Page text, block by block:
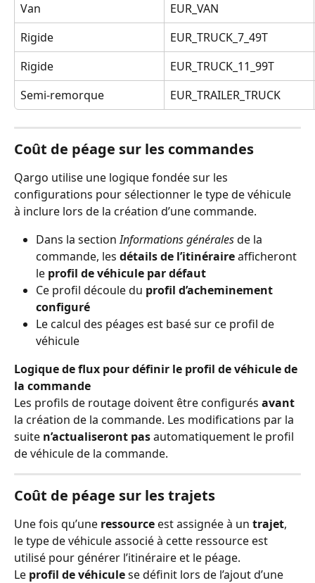
Van
EUR_VAN
Rigide
EUR_TRUCK_7_49T
Rigide
EUR_TRUCK_11_99T
Semi-remorque
EUR_TRAILER_TRUCK
Coût de péage sur les commandes
Qargo utilise une logique fondée sur les
configurations pour sélectionner le type de véhicule
à inclure lors de la création d’une commande.
Dans la section Informations générales de la
commande, les détails de l’itinéraire afficheront
le profil de véhicule par défaut
Ce profil découle du profil d’acheminement
configuré
Le calcul des péages est basé sur ce profil de
véhicule
Logique de flux pour définir le profil de véhicule de
la commande
Les profils de routage doivent être configurés avant
la création de la commande. Les modifications par la
suite n’actualiseront pas automatiquement le profil
de véhicule de la commande.
Coût de péage sur les trajets
Une fois qu’une ressource est assignée à un trajet,
le type de véhicule associé à cette ressource est
utilisé pour générer l’itinéraire et le péage.
Le profil de véhicule se définit lors de l’ajout d’une